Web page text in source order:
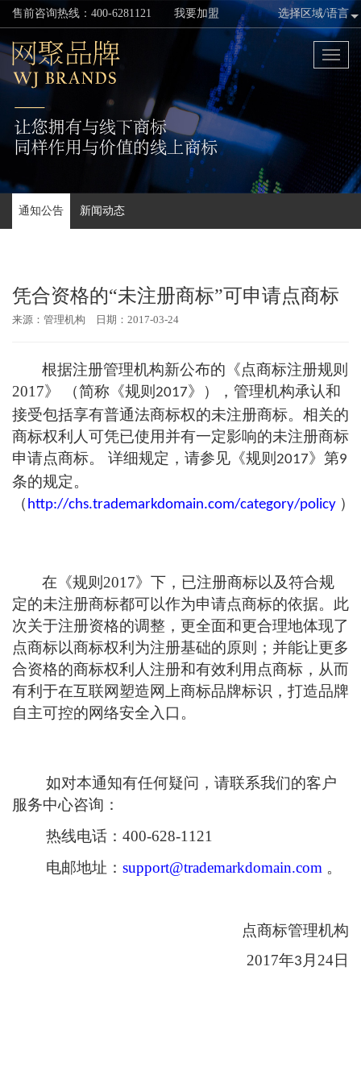
售前咨询热线：400-6281121 我要加盟 选择区域/语言
Toggle
通知公告 新闻动态
凭合资格的“未注册商标”可申请点商标
来源：管理机构 日期：2017-03-24
根据注册管理机构新公布的《点商标注册规则
2017》 （简称《规则 2017》），管理机构承认和
接受包括享有普通法商标权的未注册商标。相关的
商标权利人可凭已使用并有一定影响的未注册商标
申请点商标。 详细规定，请参见《规则 2017》第9
条的规定。
（ http://chs.trademarkdomain.com/category/policy ）
在《规则2017》下，已注册商标以及符合规
定的未注册商标都可以作为申请点商标的依据。此
次关于注册资格的调整，更全面和更合理地体现了
点商标以商标权利为注册基础的原则；并能让更多
合资格的商标权利人注册和有效利用点商标，从而
有利于在互联网塑造网上商标品牌标识，打造品牌
自主可控的网络安全入口。
如对本通知有任何疑问，请联系我们的客户
服务中心咨询：
热线电话：400-628-1121
电邮地址： support@trademarkdomain.com 。
点商标管理机构
2017年3 月 24日